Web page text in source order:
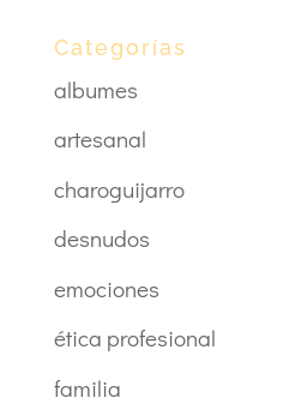
Categorías
albumes
artesanal
charoguijarro
desnudos
emociones
ética profesional
familia